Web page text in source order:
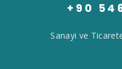
+90
Sanayi ve